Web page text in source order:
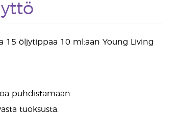
15 öljytippaa 10 ml:aan Young Living
puhdistamaan.
tuoksusta.